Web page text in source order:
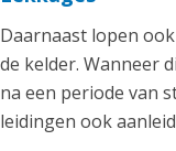
Daarnaast lopen
de kelder. Wanneer
na een periode van
leidingen ook